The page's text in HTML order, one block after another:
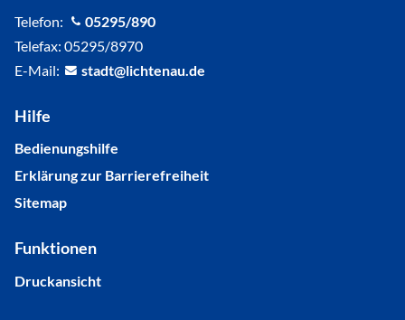
Telefon:
05295/890
Telefax: 05295/8970
E-Mail:
st dt l cht n d
Hilfe
Bedienungshilfe
Erklärung zur Barrierefreiheit
Sitemap
Funktionen
Druckansicht